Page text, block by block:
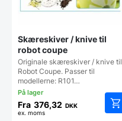
Skæreskiver / knive til
robot coupe
Originale skæreskiver / knive til
Robot Coupe. Passer til
modellerne: R101…
Fra 376,32 DKK
ex. moms